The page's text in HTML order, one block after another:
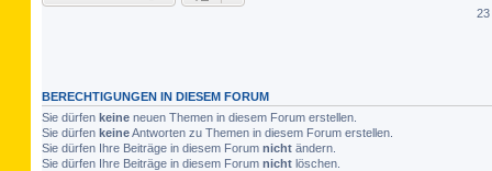
23
BERECHTIGUNGEN IN DIESEM FORUM
Sie dürfen keine neuen Themen in diesem Forum erstellen.
Sie dürfen keineAntworten zu Themen in diesem Forum erstellen.
Sie dürfen Ihre Beiträge in diesem Forum nicht ändern.
Sie dürfen Ihre Beiträge in diesem Forum nicht löschen.